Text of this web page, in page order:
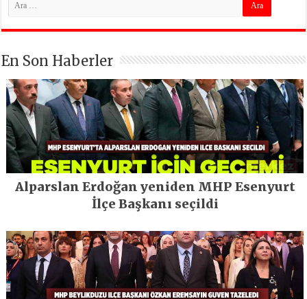
En Son Haberler
Alparslan Erdoğan yeniden MHP Esenyurt
İlçe Başkanı seçildi